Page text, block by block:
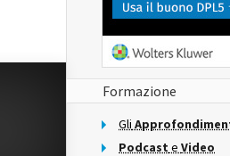
Formazione
Gli
Podcast e Video